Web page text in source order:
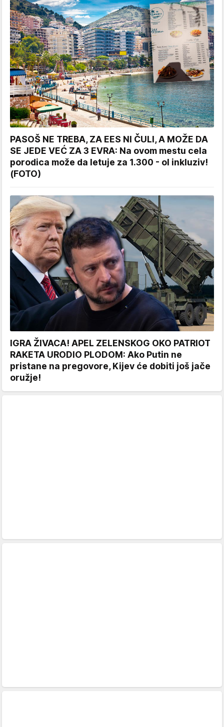
PASOŠ NE TREBA, ZA EES NI ČULI, A MOŽE DA
SE JEDE VEĆ ZA 3 EVRA: Na ovom mestu cela
porodica može da letuje za 1.300 - ol inkluziv!
(FOTO)
IGRA ŽIVACA! APEL ZELENSKOG OKO PATRIOT
RAKETA URODIO PLODOM: Ako Putin ne
pristane na pregovore, Kijev će dobiti još jače
oružje!